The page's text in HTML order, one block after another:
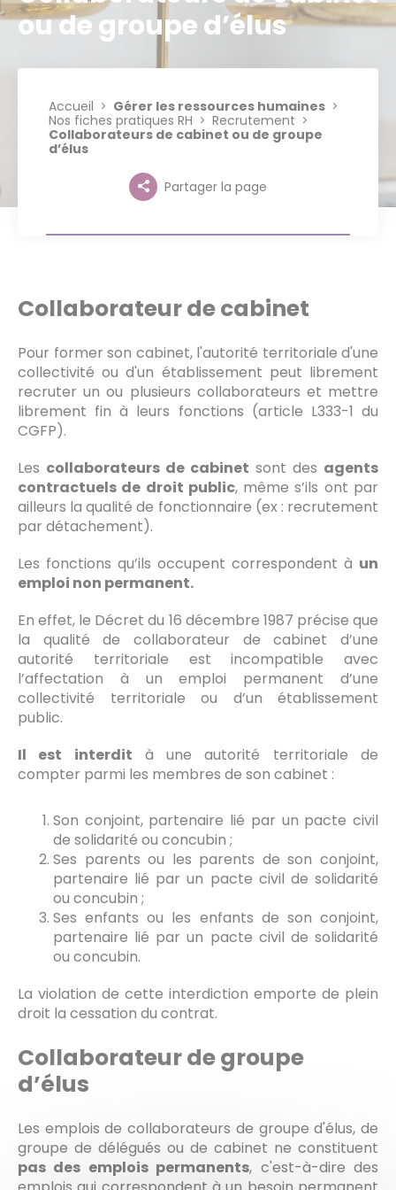
ou de groupe d’élus
Accueil
Gérer les ressources humaines
Nos fiches pratiques RH
Recrutement
Collaborateurs de cabinet ou de groupe
d’élus
Partager la page
Collaborateur de cabinet
Pour former son cabinet, l'autorité territoriale d'une
collectivité ou d'un établissement peut librement
recruter un ou plusieurs collaborateurs et mettre
librement fin à leurs fonctions (article L333-1 du
CGFP).
Les collaborateurs de cabinet sont des agents
contractuels de droit public, même s’ils ont par
ailleurs la qualité de fonctionnaire (ex : recrutement
par détachement).
Les fonctions qu’ils occupent correspondent à un
emploi non permanent.
En effet, le Décret du 16 décembre 1987 précise que
la qualité de collaborateur de cabinet d’une
autorité territoriale est incompatible avec
l’affectation à un emploi permanent d’une
collectivité territoriale ou d’un établissement
public.
Il est interdit à une autorité territoriale de
compter parmi les membres de son cabinet :
Son conjoint, partenaire lié par un pacte civil
de solidarité ou concubin ;
Ses parents ou les parents de son conjoint,
partenaire lié par un pacte civil de solidarité
ou concubin ;
Ses enfants ou les enfants de son conjoint,
partenaire lié par un pacte civil de solidarité
ou concubin.
La violation de cette interdiction emporte de plein
droit la cessation du contrat.
Collaborateur de groupe
d’élus
Les emplois de collaborateurs de groupe d'élus, de
groupe de délégués ou de cabinet ne constituent
pas des emplois permanents, c'est-à-dire des